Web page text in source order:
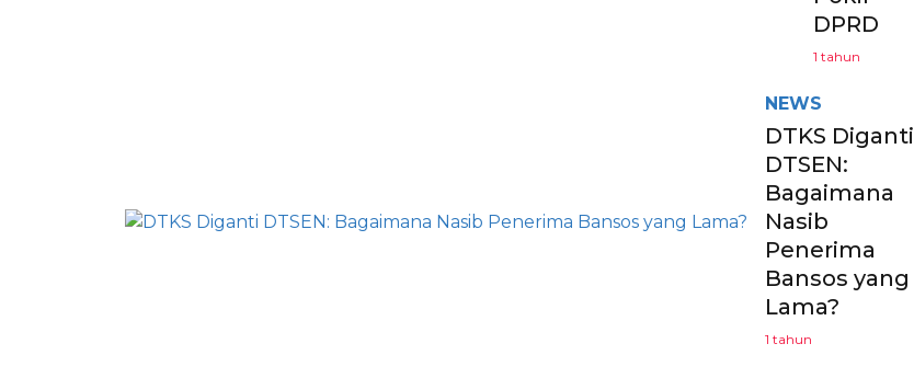
DPRD
1 tahun
NEWS
DTKS Diganti
DTSEN:
Bagaimana
Nasib
Penerima
Bansos yang
Lama?
1 tahun